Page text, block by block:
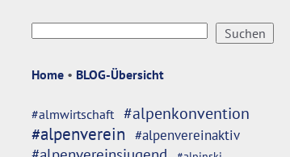
Home • BLOG-Übersicht
#almwirtschaft #alpenkonvention
#alpenverein #alpenvereinaktiv